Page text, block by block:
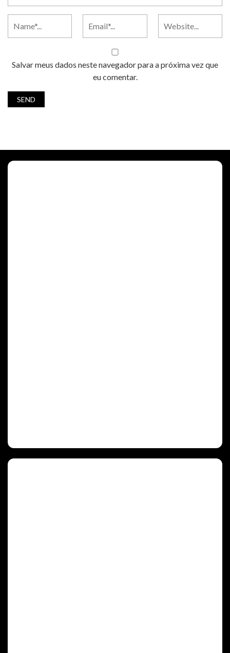
Salvar meus dados neste navegador para a próxima vez que
eu comentar.